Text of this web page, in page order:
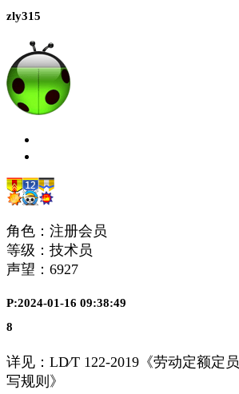
zly315
角色：注册会员
等级：技术员
声望： 6927
P:2024-01-16 09:38:49
8
详见：LD∕T 122-2019《劳动定额定
写规则 》